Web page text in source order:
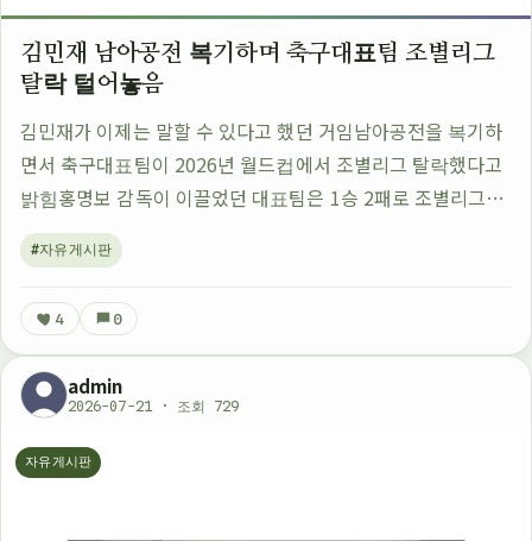
김민재 남아공전 복기하며 축구대표팀 조별리그
탈락 털어놓음
김민재가 이제는 말할 수 있다고 했던 거임남아공전을 복기하
면서 축구대표팀이 2026년 월드컵에서 조별리그 탈락했다고
밝힘홍명보 감독이 이끌었던 대표팀은 1승 2패로 조별리그를
떠나게 됐음이건 꽤 큰 충격이었을 듯김민재도 그 경기를 회상
하면서 속상한 마음을 드러낸 듯원래…
#자유게시판
4 0
admin
2026-07-21 · 조회 729
자유게시판